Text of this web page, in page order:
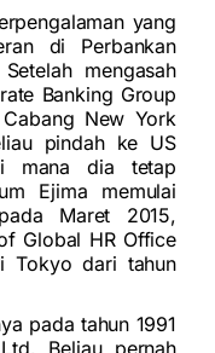
yang
di Perbankan
mengasah
Banking Group
New York
pindah ke US
mana dia tetap
Ejima memulai
Maret 2015,
Global HR Office
Tokyo dari tahun
pada tahun 1991